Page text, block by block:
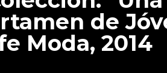
de
Moda, 2014